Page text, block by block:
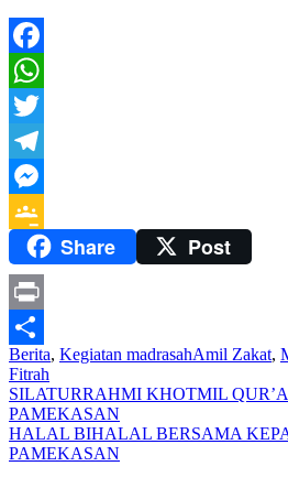
Facebook
WhatsApp
Twitter
Telegram
Messenger
Google
Classroom
Share Post
Print
Share
Berita, Kegiatan madrasahAmil Zakat,
Fitrah
Navigasi
pos
SILATURRAHMI KHOTMIL
PAMEKASAN
HALAL BIHALAL BERSAMA
PAMEKASAN